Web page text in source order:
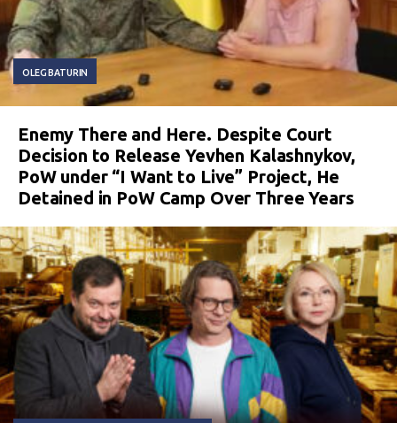
OLEG BATURIN
Enemy There and Here. Despite Court
Decision to Release Yevhen Kalashnykov,
PoW under “I Want to Live” Project, He
Detained in PoW Camp Over Three Years